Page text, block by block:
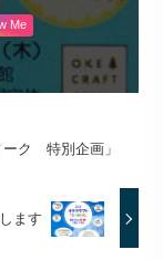
Me
ク 特別企画」
ます